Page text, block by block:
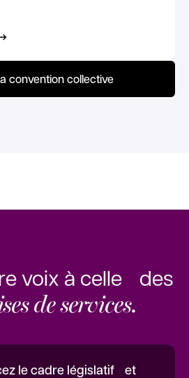
convention collective
voix à celle des
de services.
le cadre législatif et